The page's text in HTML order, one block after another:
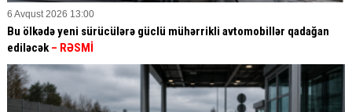
6 Avqust 2026 13:00
Bu ölkədə yeni sürücülərə güclü mühərrikli avtomobillər qadağan
ediləcək– RƏSMİ